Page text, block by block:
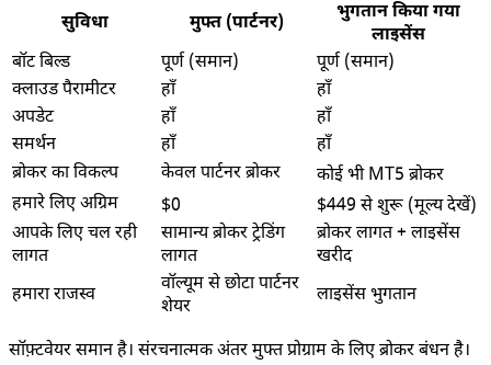
सुविधा मुफ्त (पार्टनर)
भुगतान किया गया
लाइसेंस
बॉट बिल्ड
पूर्ण (समान)
पूर्ण (समान)
क्लाउड पैरामीटर
हाँ
हाँ
अपडेट
हाँ
हाँ
समर्थन
हाँ
हाँ
ब्रोकर का विकल्प
केवल पार्टनर ब्रोकर
कोई भी MT5 ब्रोकर
हमारे लिए अग्रिम
$0
$449 से शुरू (मूल्य देखें)
आपके लिए चल रही
लागत
सामान्य ब्रोकर ट्रेडिंग
लागत
ब्रोकर लागत + लाइसेंस
खरीद
हमारा राजस्व
वॉल्यूम से छोटा पार्टनर
शेयर
लाइसेंस भुगतान
सॉफ़्टवेयर समान है। संरचनात्मक अंतर मुफ्त प्रोग्राम के लिए ब्रोकर बंधन है।